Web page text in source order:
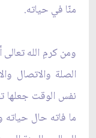
منّا في حياته.
ومن كرمِ الله تعالى
الصلة والاتصال
نفس الوقت
ما فاته حال